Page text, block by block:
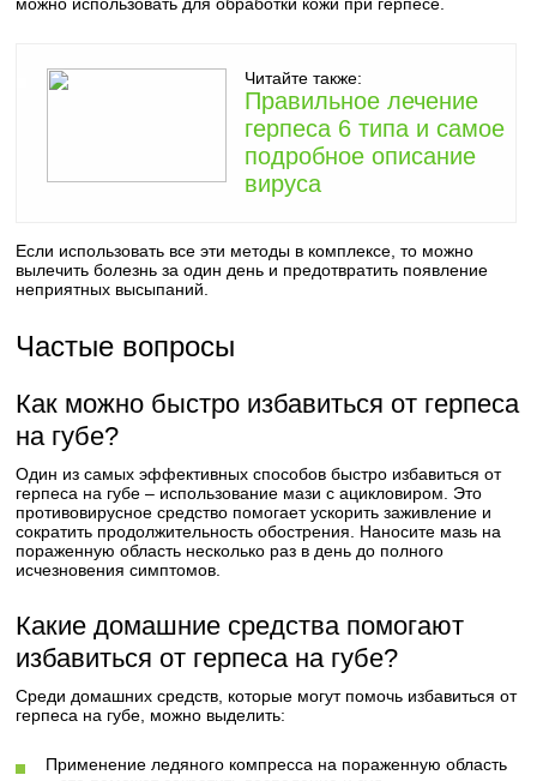
Читайте также:
Правильное лечение
герпеса 6 типа и самое
подробное описание
вируса
Если использовать все эти методы в комплексе, то можно
вылечить болезнь за один день и предотвратить появление
неприятных высыпаний.
Частые вопросы
Как можно быстро избавиться от герпеса
на губе?
Один из самых эффективных способов быстро избавиться от
герпеса на губе – использование мази с ацикловиром. Это
противовирусное средство помогает ускорить заживление и
сократить продолжительность обострения. Наносите мазь на
пораженную область несколько раз в день до полного
исчезновения симптомов.
Какие домашние средства помогают
избавиться от герпеса на губе?
Среди домашних средств, которые могут помочь избавиться от
герпеса на губе, можно выделить:
Применение ледяного компресса на пораженную область